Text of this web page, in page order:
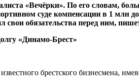
«Вечёрки». По его словам,
суде компенсации в 1 млн
обязательства перед ним,
брестского бизнесмена,